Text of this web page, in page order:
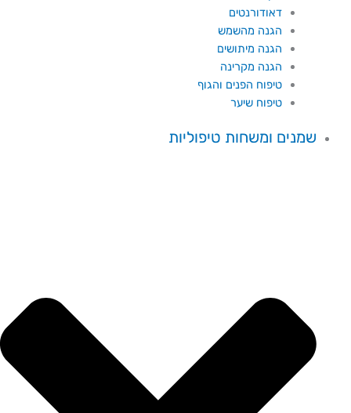
דאודורנטים
הגנה מהשמש
הגנה מיתושים
הגנה מקרינה
טיפוח הפנים והגוף
טיפוח שיער
שמנים ומשחות טיפוליות